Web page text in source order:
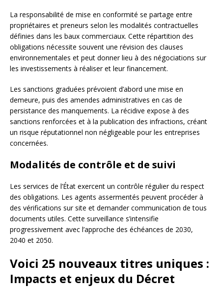
La responsabilité de mise en conformité se partage entre
propriétaires et preneurs selon les modalités contractuelles
définies dans les baux commerciaux. Cette répartition des
obligations nécessite souvent une révision des clauses
environnementales et peut donner lieu à des négociations sur
les investissements à réaliser et leur financement.
Les sanctions graduées prévoient d’abord une mise en
demeure, puis des amendes administratives en cas de
persistance des manquements. La récidive expose à des
sanctions renforcées et à la publication des infractions, créant
un risque réputationnel non négligeable pour les entreprises
concernées.
Modalités de contrôle et de suivi
Les services de l’État exercent un contrôle régulier du respect
des obligations. Les agents assermentés peuvent procéder à
des vérifications sur site et demander communication de tous
documents utiles. Cette surveillance s’intensifie
progressivement avec l’approche des échéances de 2030,
2040 et 2050.
Voici 25 nouveaux titres uniques :
Impacts et enjeux du Décret